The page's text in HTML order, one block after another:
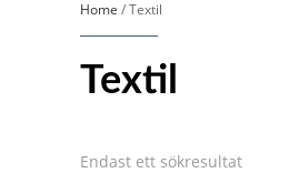
Home / Textil
Textil
Endast ett sökresultat